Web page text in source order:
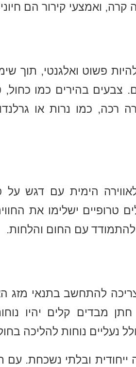
ואמצעי קירור הם
פשוט ואלגנטי, תוך
צבעים בהירים כמו כחול,
כמו נרות או
הימית עם דגש על
טרופיים ישלימו את
להתמודד עם החום והלחות.
להתחשב בתנאי מזג
מבדים קלים יהיו
נעליים נוחות להליכה
ייחודית ובלתי נשכחת. עם